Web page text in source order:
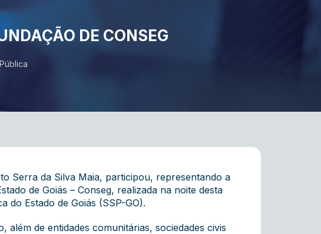
DE CONSEG
Serra da Silva Maia, participou, representando a
de Goiás – Conseg, realizada na noite desta
do Estado de Goiás (SSP-GO).
além de entidades comunitárias, sociedades civis